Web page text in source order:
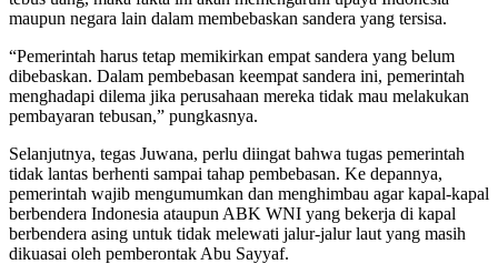
maupun negara lain dalam membebaskan sandera yang tersisa.
“Pemerintah harus tetap memikirkan empat sandera yang belum
dibebaskan. Dalam pembebasan keempat sandera ini, pemerintah
menghadapi dilema jika perusahaan mereka tidak mau melakukan
pembayaran tebusan,” pungkasnya.
Selanjutnya, tegas Juwana, perlu diingat bahwa tugas pemerintah
tidak lantas berhenti sampai tahap pembebasan. Ke depannya,
pemerintah wajib mengumumkan dan menghimbau agar kapal-kapal
berbendera Indonesia ataupun ABK WNI yang bekerja di kapal
berbendera asing untuk tidak melewati jalur-jalur laut yang masih
dikuasai oleh pemberontak Abu Sayyaf.